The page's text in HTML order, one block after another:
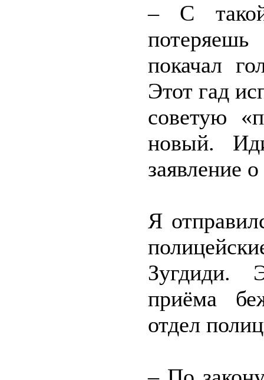
– С
покачал
Этот гад
советую
новый.
заявление
Я
Зугдиди.
приёма
отдел